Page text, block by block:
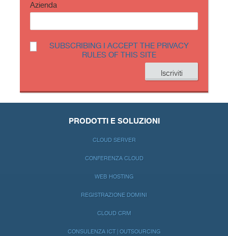
Azienda
SUBSCRIBING I ACCEPT THE PRIVACY
RULES OF THIS SITE
PRODOTTI E SOLUZIONI
CLOUD SERVER
CONFERENZA CLOUD
WEB HOSTING
REGISTRAZIONE DOMINI
CLOUD CRM
CONSULENZA ICT | OUTSOURCING